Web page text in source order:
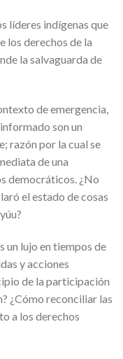
líderes indígenas que
los derechos de la
la salvaguarda de
de emergencia,
son un
razón por la cual se
de una
democráticos. ¿No
el estado de cosas
un lujo en tiempos de
y acciones
de la participación
¿Cómo reconciliar las
a los derechos